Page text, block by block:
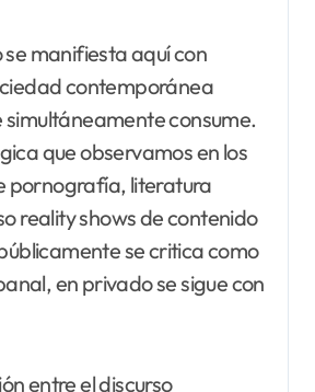
se manifiesta aquí con
contemporánea
simultáneamente consume.
que observamos en los
pornografía, literatura
reality shows de contenido
se critica como
en privado se sigue con
entre el discurso